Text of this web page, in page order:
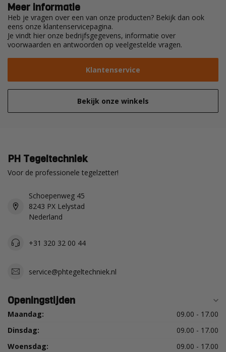
Meer informatie
Heb je vragen over een van onze producten? Bekijk dan ook
eens onze klantenservicepagina.
Je vindt hier onze bedrijfsgegevens, informatie over
voorwaarden en antwoorden op veelgestelde vragen.
Klantenservice
Bekijk onze winkels
PH Tegeltechniek
Voor de professionele tegelzetter!
Schoepenweg 45
8243 PX Lelystad
Nederland
+31 320 32 00 44
service@phtegeltechniek.nl
Openingstijden
Maandag:
09.00 - 17.00
Dinsdag:
09.00 - 17.00
Woensdag:
09.00 - 17.00